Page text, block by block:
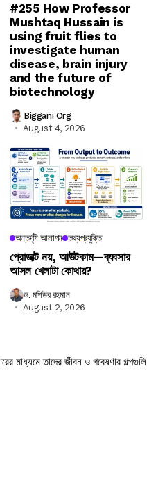
#255 How Professor
Mushtaq Hussain is
using fruit flies to
investigate human
disease, brain injury
and the future of
biotechnology
Biggani Org
August 4, 2026
অন্তর্দৃষ্টি আলাপন তথ্যপ্রযুক্তি
প্রোডাক্ট নয়, আউটকাম—ব্যবসার
আসল খেলাটা কোথায়?
ড. মশিউর রহমান
August 2, 2026
মাধ্যমে তাদের জীবন ও গবেষণার গল্পগুলি